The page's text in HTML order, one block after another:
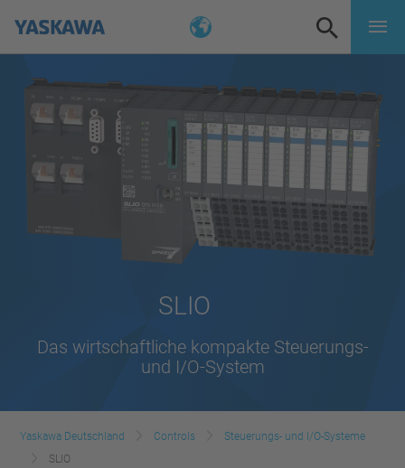
SLIO
Das wirtschaftliche kompakte Steuerungs-
und I/O-System
Yaskawa Deutschland Controls
Steuerungs- und I/O-Systeme
SLIO